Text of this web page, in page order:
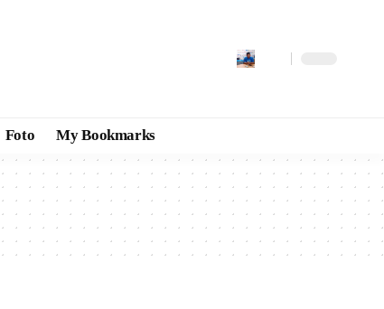
Foto My Bookmarks